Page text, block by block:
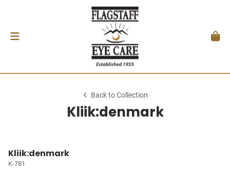
Back to Collection
Kliik:denmark
Kliik:denmark
K-781